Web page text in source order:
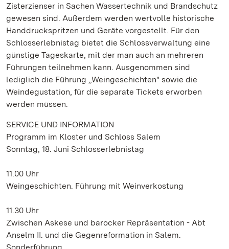
Zisterzienser in Sachen Wassertechnik und Brandschutz
gewesen sind. Außerdem werden wertvolle historische
Handdruckspritzen und Geräte vorgestellt. Für den
Schlosserlebnistag bietet die Schlossverwaltung eine
günstige Tageskarte, mit der man auch an mehreren
Führungen teilnehmen kann. Ausgenommen sind
lediglich die Führung „Weingeschichten" sowie die
Weindegustation, für die separate Tickets erworben
werden müssen.
SERVICE UND INFORMATION
Programm im Kloster und Schloss Salem
Sonntag, 18. Juni Schlosserlebnistag
11.00 Uhr
Weingeschichten. Führung mit Weinverkostung
11.30 Uhr
Zwischen Askese und barocker Repräsentation - Abt
Anselm II. und die Gegenreformation in Salem.